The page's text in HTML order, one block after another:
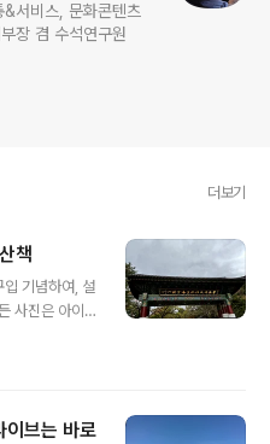
서비스, 문화콘텐츠
장 겸 수석연구원
더보기
책
기념하여, 설
사진은 아이
야 합니다.성
책을 시작합니
이브는 바로